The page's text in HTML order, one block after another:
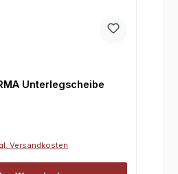
Unterlegscheibe
Versandkosten